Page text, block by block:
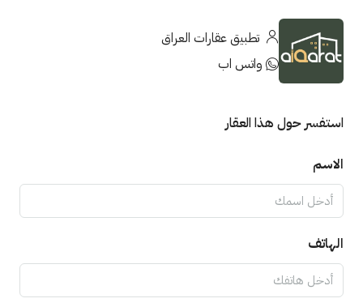
تطبيق عقارات العراق
واتس اب
استفسر حول هذا العقار
الاسم
الهاتف